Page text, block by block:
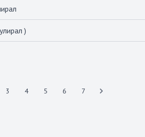
)
3 4 5 6 7